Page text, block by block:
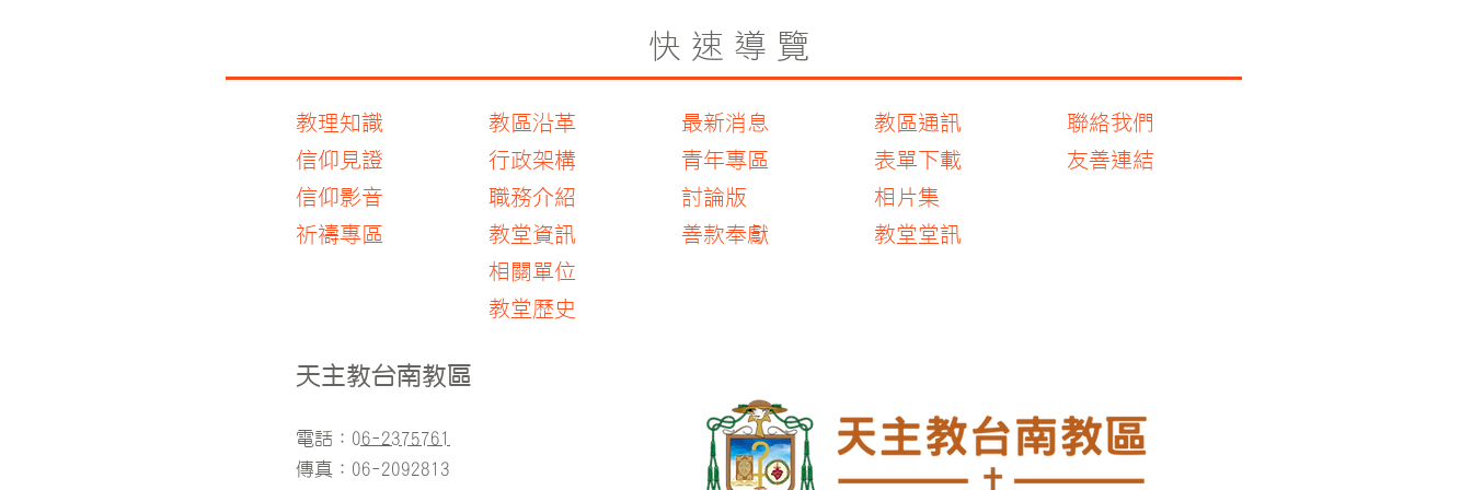
快速導覽
教理知識
信仰見證
信仰影音
​祈禱專區
教區沿革
行政架構
職務介紹
教堂資訊
​相關單位
​教堂歷史
最新消息
青年專區
討論版
善款奉獻
教區通訊
表單下載
相片集
教堂堂訊
聯絡我們
友善連結
天主教台南教區
電話： 06-2375761
傳真：06-2092813